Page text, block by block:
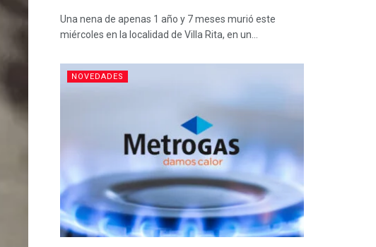
Una nena de apenas 1 año y 7 meses murió este
miércoles en la localidad de Villa Rita, en un...
NOVEDADES